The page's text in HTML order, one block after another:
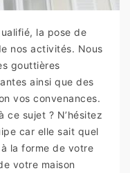
la pose de
nos activités. Nous
gouttières
ainsi que des
vos convenances.
ce sujet ? N’hésitez
car elle sait quel
la forme de votre
votre maison